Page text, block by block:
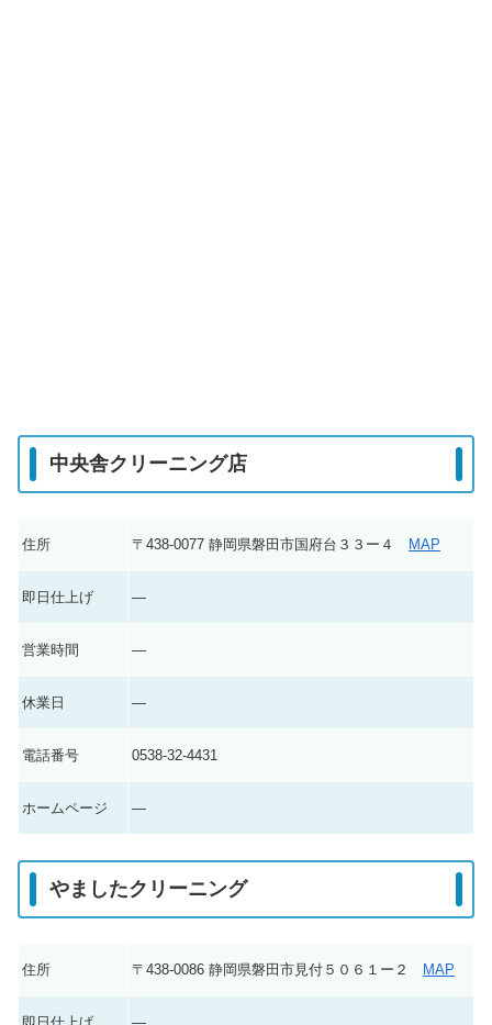
中央舎クリーニング店
住所 〒438-0077 静岡県磐田市国府台３３ー４ MAP
即日仕上げ ―
営業時間 ―
休業日 ―
電話番号 0538-32-4431
ホームページ ―
やましたクリーニング
住所 〒438-0086 静岡県磐田市見付５０６１ー２ MAP